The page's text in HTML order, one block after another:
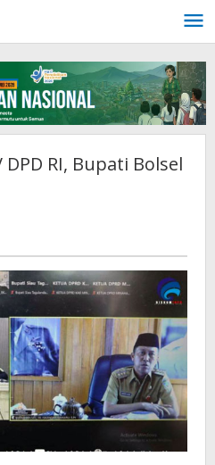
RI, Bupati Bolsel